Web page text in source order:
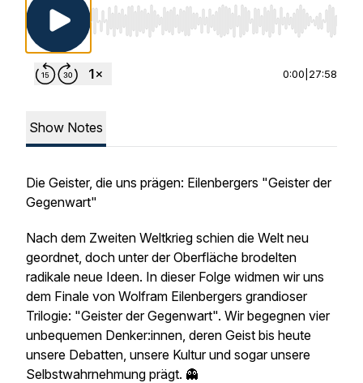
Use Left/Right to seek, Home/End to jump
0:00 27:58
Show Notes
Die Geister, die uns prägen: Eilenbergers "Geister der
Gegenwart"
Nach dem Zweiten Weltkrieg schien die Welt neu
geordnet, doch unter der Oberfläche brodelten
radikale neue Ideen. In dieser Folge widmen wir uns
dem Finale von Wolfram Eilenbergers grandioser
Trilogie: "Geister der Gegenwart". Wir begegnen vier
unbequemen Denker:innen, deren Geist bis heute
unsere Debatten, unsere Kultur und sogar unsere
Selbstwahrnehmung prägt. 👻